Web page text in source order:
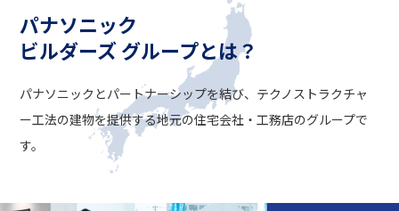
パナソニック
ビルダーズ グループとは？
パナソニックとパートナーシップを結び、 テクノストラクチャ
ー工法の建物を提供する地元の住宅会社・工務店のグループで
す。